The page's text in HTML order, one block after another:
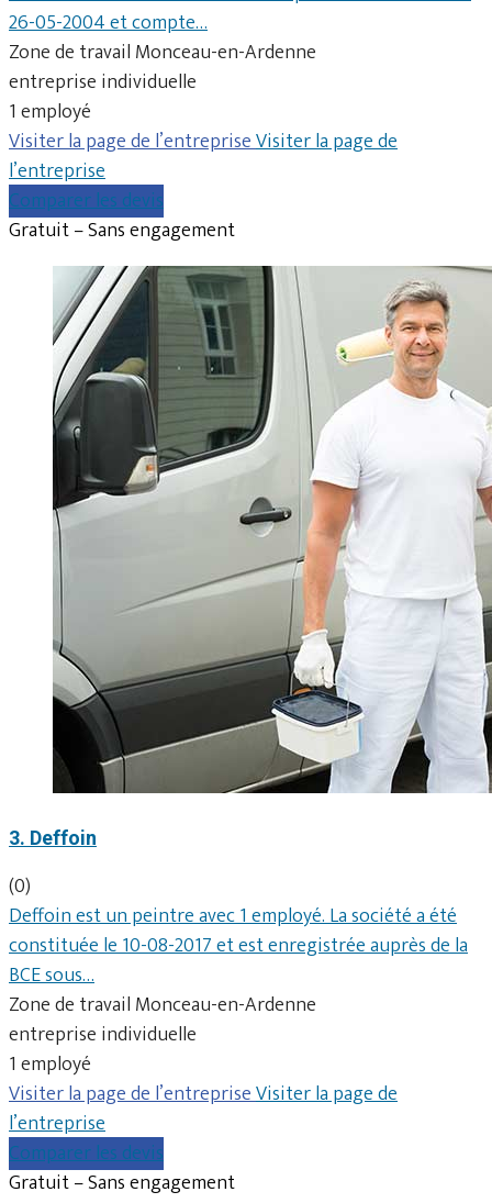
26-05-2004 et compte…
Zone de travail Monceau-en-Ardenne
entreprise individuelle
1 employé
Visiter la page de l’entrepriseVisiter la page de
l’entreprise
Comparer les devis
Gratuit – Sans engagement
3. Deffoin
(0)
Deffoin est un peintre avec 1 employé. La société a été
constituée le 10-08-2017 et est enregistrée auprès de la
BCE sous…
Zone de travail Monceau-en-Ardenne
entreprise individuelle
1 employé
Visiter la page de l’entrepriseVisiter la page de
l’entreprise
Comparer les devis
Gratuit – Sans engagement